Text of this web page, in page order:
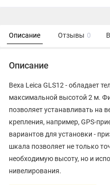
Описание Отзывы 0
Описание
Веха Leica GLS12 - обладает
максимальной высотой 2 м.
позволяет устанавливать на
крепления, например, GPS-
вариантов для установки -
шкала позволяет не только
необходимую высоту, но и
нивелирования.